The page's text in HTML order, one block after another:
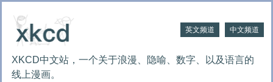
英文频道 中文频道
XKCD中文站，一个关于浪漫、隐喻、数字、以及语言的
线上漫画。